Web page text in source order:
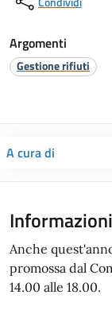
Argomenti
Gestione rifiuti
A cura di
Informazioni
Anche
promossa dal
14.00 alle 18.00.